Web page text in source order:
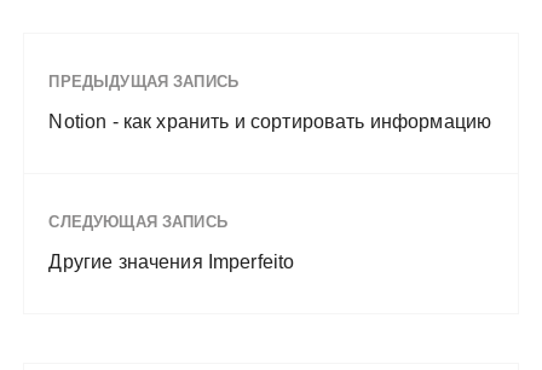
ПРЕДЫДУЩАЯ ЗАПИСЬ
Notion - как хранить и сортировать информацию
СЛЕДУЮЩАЯ ЗАПИСЬ
Другие значения Imperfeito